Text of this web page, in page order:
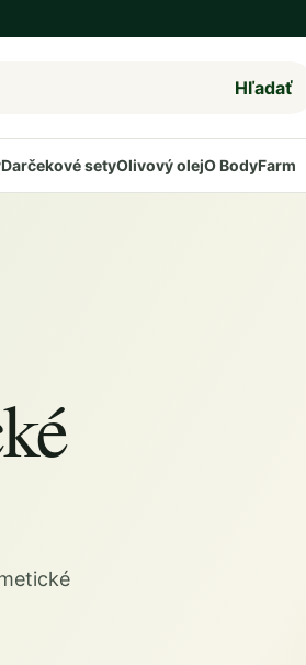
Hľadať
Darčekové setyOlivový olejO BodyFarm